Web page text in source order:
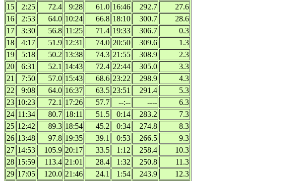
15
2:25 72.4 9:28 61.0 16:46 292.7
27.6
16
2:53 64.0 10:24 66.8 18:10 300.7
28.6
17
3:30 56.8 11:25 71.4 19:33 306.7
0.3
18
4:17 51.9 12:31 74.0 20:50 309.6
1.3
19
5:18 50.2 13:38 74.3 21:55 308.9
2.3
20
6:31 52.1 14:43 72.4 22:44 305.0
3.3
21
7:50 57.0 15:43 68.6 23:22 298.9
4.3
22
9:08 64.0 16:37 63.5 23:51 291.4
5.3
23 10:23 72.1 17:26 57.7 --:-- ----
6.3
24 11:34 80.7 18:11 51.5 0:14 283.2
7.3
25 12:42 89.3 18:54 45.2 0:34 274.8
8.3
26 13:48 97.8 19:35 39.1 0:53 266.5
9.3
27 14:53 105.9 20:17 33.5 1:12 258.4
10.3
28 15:59 113.4 21:01 28.4 1:32 250.8
11.3
29 17:05 120.0 21:46 24.1 1:54 243.9 12.3